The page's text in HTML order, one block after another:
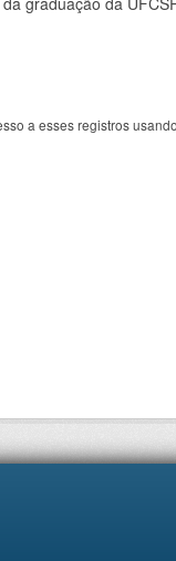
a esses registros